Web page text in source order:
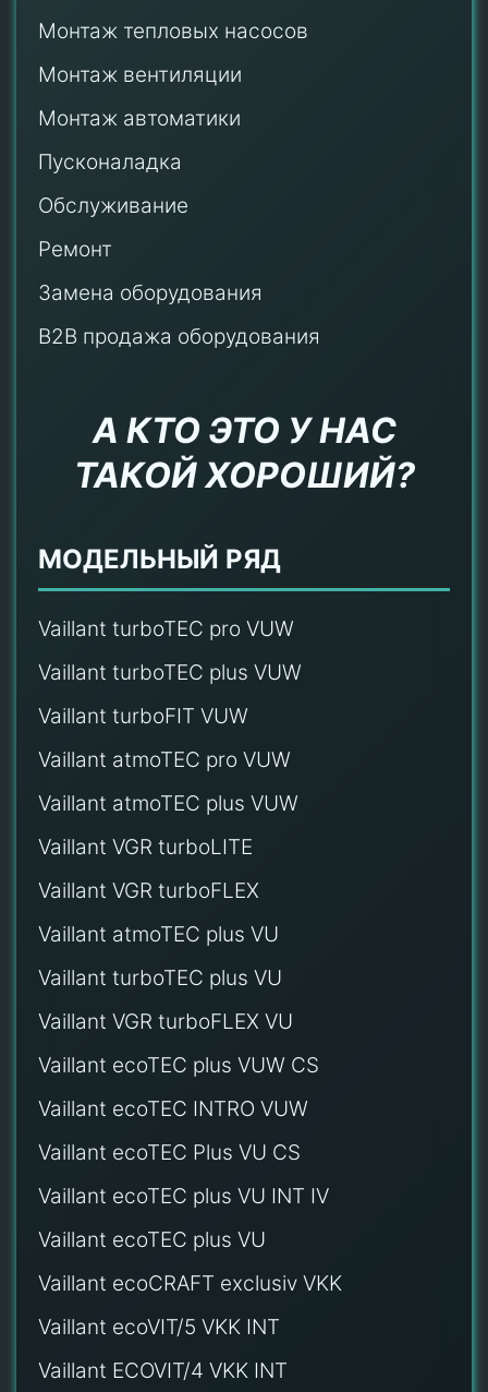
Монтаж тепловых насосов
Монтаж вентиляции
Монтаж автоматики
Пусконаладка
Обслуживание
Ремонт
Замена оборудования
B2B продажа оборудования
А КТО ЭТО У НАС
ТАКОЙ ХОРОШИЙ?
МОДЕЛЬНЫЙ РЯД
Vaillant turboTEC pro VUW
Vaillant turboTEC plus VUW
Vaillant turboFIT VUW
Vaillant atmoTEC pro VUW
Vaillant atmoTEC plus VUW
Vaillant VGR turboLITE
Vaillant VGR turboFLEX
Vaillant atmoTEC plus VU
Vaillant turboTEC plus VU
Vaillant VGR turboFLEX VU
Vaillant ecoTEC plus VUW CS
Vaillant ecoTEC INTRO VUW
Vaillant ecoTEC Plus VU CS
Vaillant ecoTEC plus VU INT IV
Vaillant ecoTEC plus VU
Vaillant ecoCRAFT exclusiv VKK
Vaillant ecoVIT/5 VKK INT
Vaillant ECOVIT/4 VKK INT